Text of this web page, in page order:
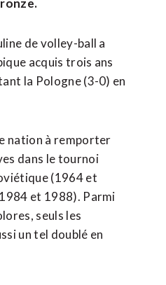
de volley-ball a
acquis trois ans
la Pologne (3-0) en
nation à remporter
dans le tournoi
(1964 et
et 1988). Parmi
seuls les
un tel doublé en